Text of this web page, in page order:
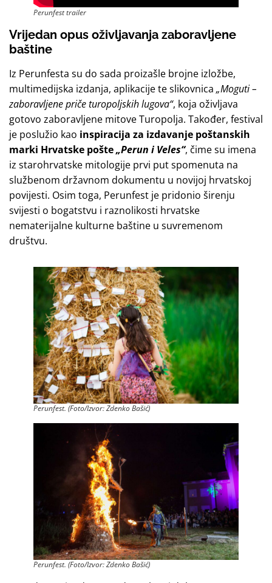
Perunfest trailer
Vrijedan opus oživljavanja zaboravljene
baštine
Iz Perunfesta su do sada proizašle brojne izložbe,
multimedijska izdanja, aplikacije te slikovnica „Moguti –
zaboravljene priče turopoljskih lugova“, koja oživljava
gotovo zaboravljene mitove Turopolja. Također, festival
je poslužio kao inspiracija za izdavanje poštanskih
marki Hrvatske pošte„Perun i Veles“, čime su imena
iz starohrvatske mitologije prvi put spomenuta na
službenom državnom dokumentu u novijoj hrvatskoj
povijesti. Osim toga, Perunfest je pridonio širenju
svijesti o bogatstvu i raznolikosti hrvatske
nematerijalne kulturne baštine u suvremenom
društvu.
Perunfest. (Foto/Izvor: Zdenko Bašić)
Perunfest. (Foto/Izvor: Zdenko Bašić)